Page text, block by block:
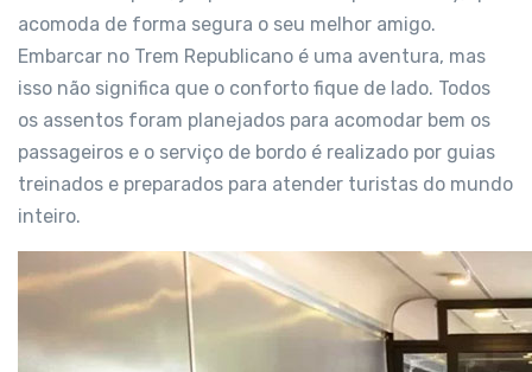
acomoda de forma segura o seu melhor amigo.
Embarcar no Trem Republicano é uma aventura, mas
isso não significa que o conforto fique de lado. Todos
os assentos foram planejados para acomodar bem os
passageiros e o serviço de bordo é realizado por guias
treinados e preparados para atender turistas do mundo
inteiro.